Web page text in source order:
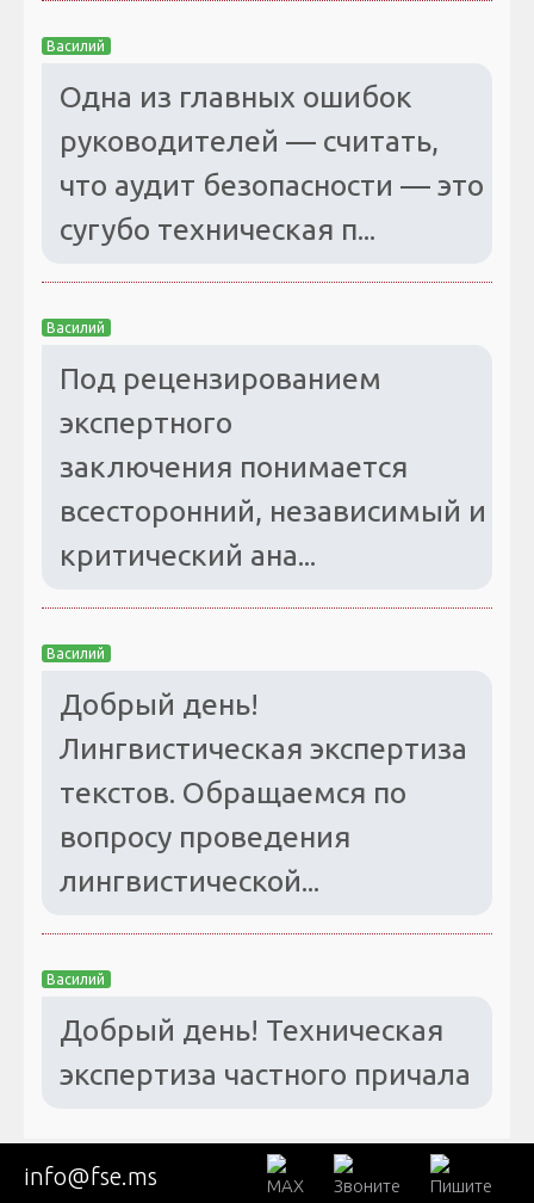
Василий
Одна из главных ошибок
руководителей — считать,
что аудит безопасности — это
сугубо техническая п...
Василий
Под рецензированием
экспертного
заключения понимается
всесторонний, независимый и
критический ана...
Василий
Добрый день!
Лингвистическая экспертиза
текстов. Обращаемся по
вопросу проведения
лингвистической...
Василий
Добрый день! Техническая
экспертиза частного причала
info@fse.ms